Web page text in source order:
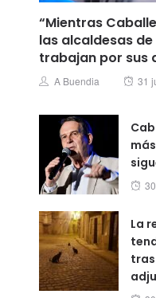
“Mientras
las alcaldesas
trabajan por sus
Author
A Buendia 31
La